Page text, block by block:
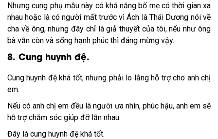
Nhưng cung phụ mẫu này có khả năng bố mẹ có thời gian xa
nhau hoặc là có người mất trước vì Ách là Thái Dương nói về
cha về ông, nhưng đây chỉ là giả thuyết của tôi, nếu như ông
bà vẫn còn và sống hạnh phúc thì đáng mừng vậy.
8. Cung huynh đệ.
Cung huynh đệ khá tốt, nhưng phải lo lắng hỗ trợ cho anh chị
em.
Nếu có anh chị em đều là người ưa nhìn, phúc hậu, anh em sẽ
hỗ trợ chăm sóc giúp đỡ lẫn nhau.
Đây là cung huynh đệ khá tốt.